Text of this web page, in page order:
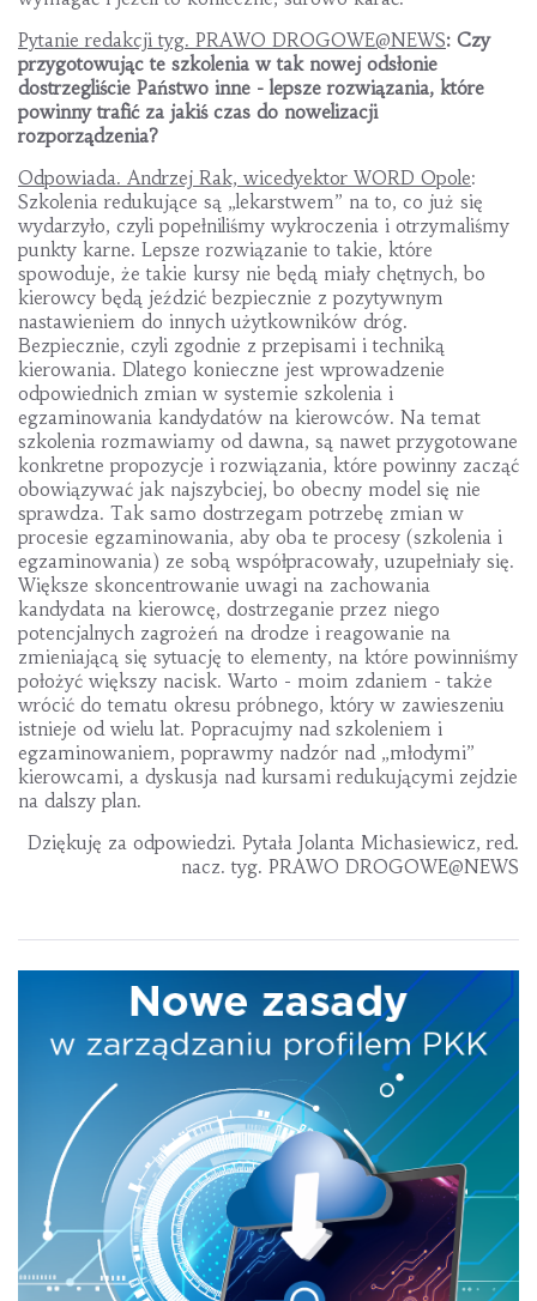
Pytanie redakcji tyg. PRAWO DROGOWE@NEWS: Czy
przygotowując te szkolenia w tak nowej odsłonie
dostrzegliście Państwo inne - lepsze rozwiązania, które
powinny trafić za jakiś czas do nowelizacji
rozporządzenia?
Odpowiada. Andrzej Rak, wicedyektor WORD Opole:
Szkolenia redukujące są „lekarstwem” na to, co już się
wydarzyło, czyli popełniliśmy wykroczenia i otrzymaliśmy
punkty karne. Lepsze rozwiązanie to takie, które
spowoduje, że takie kursy nie będą miały chętnych, bo
kierowcy będą jeździć bezpiecznie z pozytywnym
nastawieniem do innych użytkowników dróg.
Bezpiecznie, czyli zgodnie z przepisami i techniką
kierowania. Dlatego konieczne jest wprowadzenie
odpowiednich zmian w systemie szkolenia i
egzaminowania kandydatów na kierowców. Na temat
szkolenia rozmawiamy od dawna, są nawet przygotowane
konkretne propozycje i rozwiązania, które powinny zacząć
obowiązywać jak najszybciej, bo obecny model się nie
sprawdza. Tak samo dostrzegam potrzebę zmian w
procesie egzaminowania, aby oba te procesy (szkolenia i
egzaminowania) ze sobą współpracowały, uzupełniały się.
Większe skoncentrowanie uwagi na zachowania
kandydata na kierowcę, dostrzeganie przez niego
potencjalnych zagrożeń na drodze i reagowanie na
zmieniającą się sytuację to elementy, na które powinniśmy
położyć większy nacisk. Warto - moim zdaniem - także
wrócić do tematu okresu próbnego, który w zawieszeniu
istnieje od wielu lat. Popracujmy nad szkoleniem i
egzaminowaniem, poprawmy nadzór nad „młodymi”
kierowcami, a dyskusja nad kursami redukującymi zejdzie
na dalszy plan.
Dziękuję za odpowiedzi. Pytała Jolanta Michasiewicz, red.
nacz. tyg. PRAWO DROGOWE@NEWS